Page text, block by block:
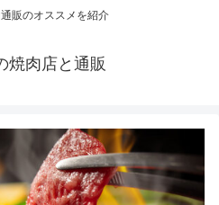
販のオススメを紹介
焼肉店と通販